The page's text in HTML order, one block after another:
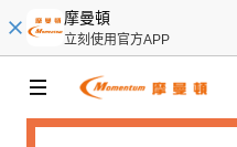
摩曼頓
立刻使用官方APP